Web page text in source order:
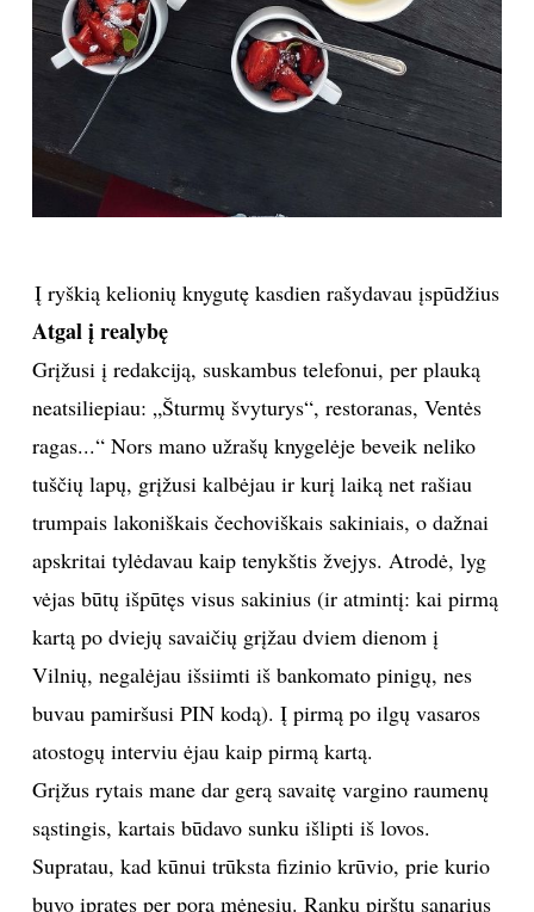
Į ryškią kelionių knygutę kasdien rašydavau įspūdžius
Atgal į realybę
Grįžusi į redakciją, suskambus telefonui, per plauką
neatsiliepiau: „Šturmų švyturys“, restoranas, Ventės
ragas...“ Nors mano užrašų knygelėje beveik neliko
tuščių lapų, grįžusi kalbėjau ir kurį laiką net rašiau
trumpais lakoniškais čechoviškais sakiniais, o dažnai
apskritai tylėdavau kaip tenykštis žvejys. Atrodė, lyg
vėjas būtų išpūtęs visus sakinius (ir atmintį: kai pirmą
kartą po dviejų savaičių grįžau dviem dienom į
Vilnių, negalėjau išsiimti iš bankomato pinigų, nes
buvau pamiršusi PIN kodą). Į pirmą po ilgų vasaros
atostogų interviu ėjau kaip pirmą kartą.
Grįžus rytais mane dar gerą savaitę vargino raumenų
sąstingis, kartais būdavo sunku išlipti iš lovos.
Supratau, kad kūnui trūksta fizinio krūvio, prie kurio
buvo įpratęs per porą mėnesių. Rankų pirštų sąnarius